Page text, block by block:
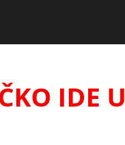
IDE U